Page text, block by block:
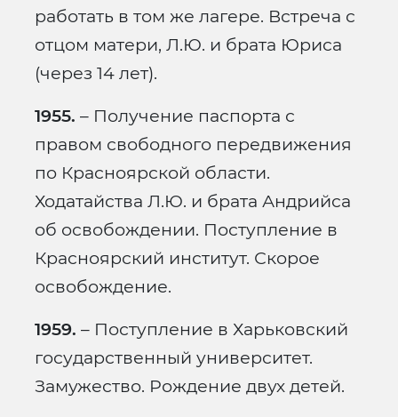
работать в том же лагере. Встреча с
отцом матери, Л.Ю. и брата Юриса
(через 14 лет).
1955. – Получение паспорта с
правом свободного передвижения
по Красноярской области.
Ходатайства Л.Ю. и брата Андрийса
об освобождении. Поступление в
Красноярский институт. Скорое
освобождение.
1959. – Поступление в Харьковский
государственный университет.
Замужество. Рождение двух детей.